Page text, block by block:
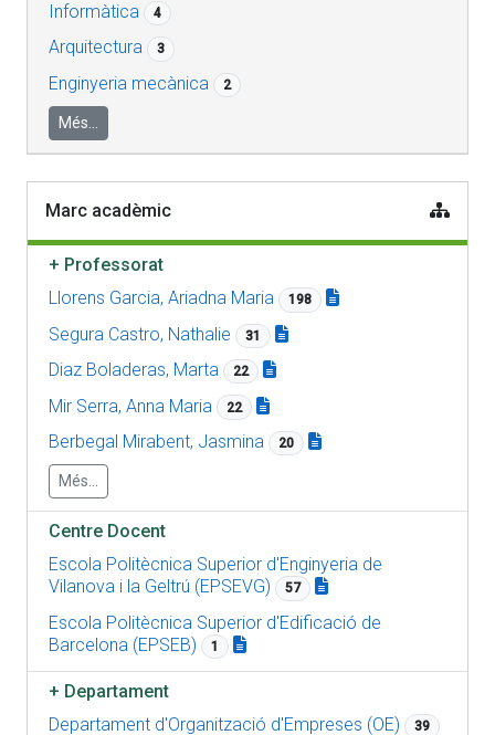
Informàtica 4
Arquitectura 3
Enginyeria mecànica 2
Més...
Marc acadèmic
+ Professorat
Llorens Garcia, Ariadna Maria
198
Segura Castro, Nathalie 31
Diaz Boladeras, Marta 22
Mir Serra, Anna Maria 22
Berbegal Mirabent, Jasmina 20
Més...
Centre Docent
Escola Politècnica Superior d'Enginyeria de
Vilanova i la Geltrú (EPSEVG)
57
Escola Politècnica Superior d'Edificació de
Barcelona (EPSEB)
1
+ Departament
Departament d'Organització d'Empreses (OE)
39